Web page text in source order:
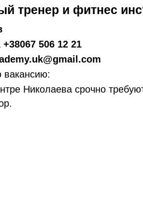
тренер и фитнес
+38067 506 12 21
Николаева срочно